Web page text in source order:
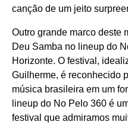
canção de um jeito
Outro grande marco deste
Deu Samba no lineup do
Horizonte. O festival,
Guilherme, é reconhecido
música brasileira em um
lineup do No Pelo 360 é
festival que admiramos